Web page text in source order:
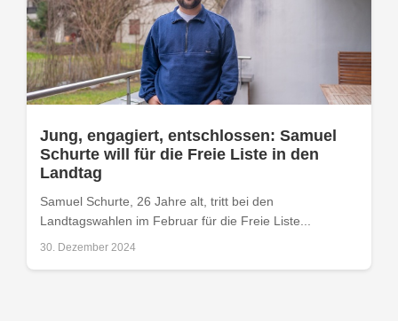
Jung, engagiert, entschlossen: Samuel
Schurte will für die Freie Liste in den
Landtag
Samuel Schurte, 26 Jahre alt, tritt bei den
Landtagswahlen im Februar für die Freie Liste...
30. Dezember 2024